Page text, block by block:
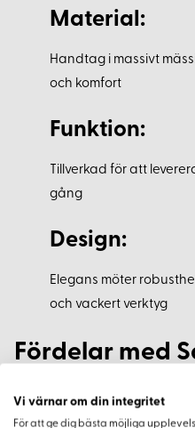
Material:
Handtag i massivt
och komfort
Funktion:
Tillverkad för att
gång
Design:
Elegans möter
och vackert verktyg
Fördelar med
Den tidlösa designen gör
Vi värnar om din integritet
För att ge dig bästa möjliga